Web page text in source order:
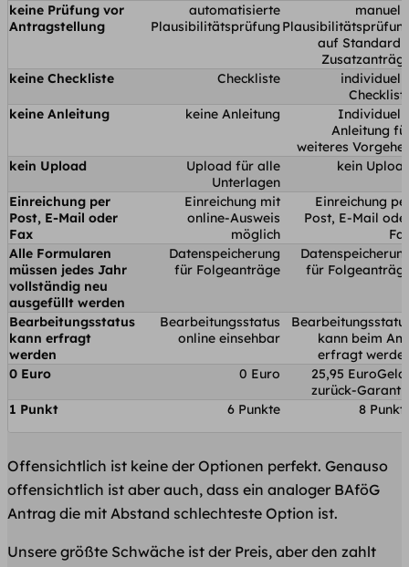
keine Prüfung vor
Antragstellung
automatisierte
Plausibilitätsprüfung
auf Standard
keine Checkliste
Checkliste
keine Anleitung
keine Anleitung
Anleitung
weiteres
kein Upload
Upload für alle
Unterlagen
kein
Einreichung per
Post, E-Mail oder
Fax
Einreichung mit
online-Ausweis
möglich
Einreichung
Post, E-Mail
Alle Formularen
müssen jedes Jahr
vollständig neu
ausgefüllt werden
Datenspeicherung
für Folgeanträge
für
Bearbeitungsstatus
kann erfragt
werden
Bearbeitungsstatus
online einsehbar
kann beim
erfragt
0 Euro
0 Euro
25,95
zurück-
1 Punkt
6 Punkte 8
Offensichtlich ist keine der Optionen perfekt. Genauso
offensichtlich ist aber auch, dass ein analoger BAföG
Antrag die mit Abstand schlechteste Option ist.
Unsere größte Schwäche ist der Preis, aber den zahlt